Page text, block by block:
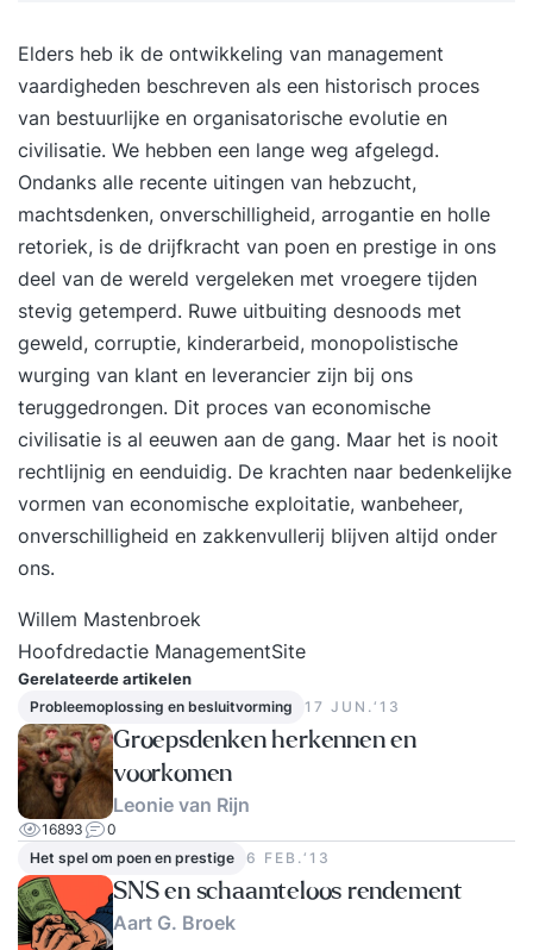
een voldoende resultaat voor de opdrachten,
ontvangt u, zonder extra kosten, ook voor deze
voertuigen een certificaat. Wat is de waarde van
een reachtruckcertificaat? Een
reachtruckopleiding zal de kosten en veiligheid
positief beïnvloeden. Bovendien is een
onderneming in het kader van de Arbo-wet
verplicht de betreffende werknemers grondig te
laten instrueren ook met betrekking tot
reachtruck en veiligheid. Deze opleiding wordt
standaard afgesloten met een BLOM-
veiligheidsexamen. Alle reachtruckcertificaten
hebben een geldigheidsduur van 5 jaar. Met een 1
daagse heftruckopleiding kunt u ook het
heftruckcertificaat behalen.
Elders heb ik de ontwikkeling van management
vaardigheden beschreven als een historisch proces
van bestuurlijke en organisatorische evolutie en
civilisatie. We hebben een lange weg afgelegd.
Ondanks alle recente uitingen van hebzucht,
machtsdenken, onverschilligheid, arrogantie en holle
retoriek, is de drijfkracht van poen en prestige in ons
deel van de wereld vergeleken met vroegere tijden
stevig getemperd. Ruwe uitbuiting desnoods met
geweld, corruptie, kinderarbeid, monopolistische
wurging van klant en leverancier zijn bij ons
teruggedrongen. Dit proces van economische
civilisatie is al eeuwen aan de gang. Maar het is nooit
rechtlijnig en eenduidig. De krachten naar bedenkelijke
vormen van economische exploitatie, wanbeheer,
onverschilligheid en zakkenvullerij blijven altijd onder
ons.
Willem Mastenbroek
Hoofdredactie ManagementSite
Gerelateerde artikelen
Probleemoplossing en besluitvorming 17 JUN.‘13
Groepsdenken herkennen en
voorkomen
Leonie van Rijn
16893
0
Het spel om poen en prestige
6 FEB.‘13
SNS en schaamteloos rendement
Aart G. Broek